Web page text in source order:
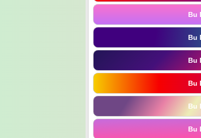
Bu
Bu
Bu
Bu
Bu
Bu